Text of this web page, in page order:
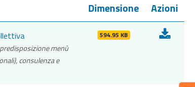
Dimensione Azioni
menù
consulenza e
594.95 KB